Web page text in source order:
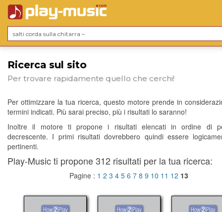
Ricerca sul sito
Per trovare rapidamente quello che cerchi!
Per ottimizzare la tua ricerca, questo motore prende in
termini indicati. Più sarai preciso, più i risultati lo saranno!
Inoltre il motore ti propone i risultati elencati in ordine di
decrescente. I primi risultati dovrebbero quindi essere
pertinenti.
Play-Music ti propone 312 risultati per la tua ricerca:
Pagine : 1 2 3 4 5 6 7 8 9 10 11 12 13